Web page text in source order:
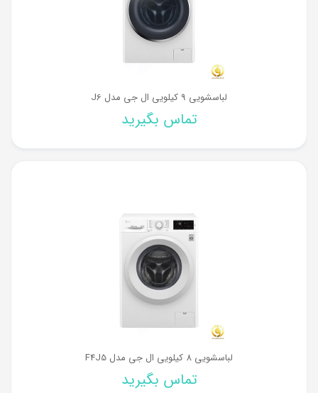
لباسشویی 9 کیلویی ال جی مدل J6
تماس بگیرید
لباسشویی 8 کیلویی ال جی مدل F4J5
تماس بگیرید